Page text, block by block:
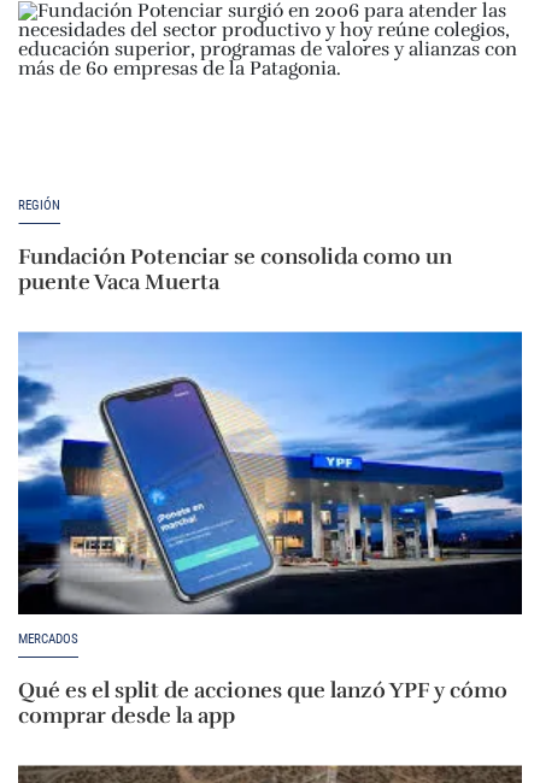
REGIÓN
Fundación Potenciar se consolida como un
puente Vaca Muerta
MERCADOS
Qué es el split de acciones que lanzó YPF y cómo
comprar desde la app